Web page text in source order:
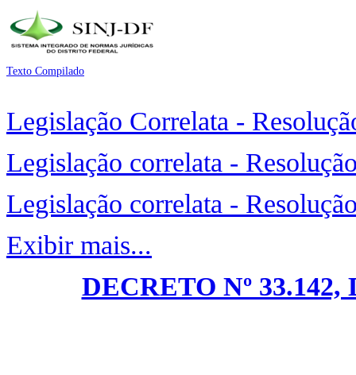
Texto Compilado
Legislação Correlata -
Legislação correlata -
Legislação correlata -
Exibir mais...
DECRETO Nº 33.142,